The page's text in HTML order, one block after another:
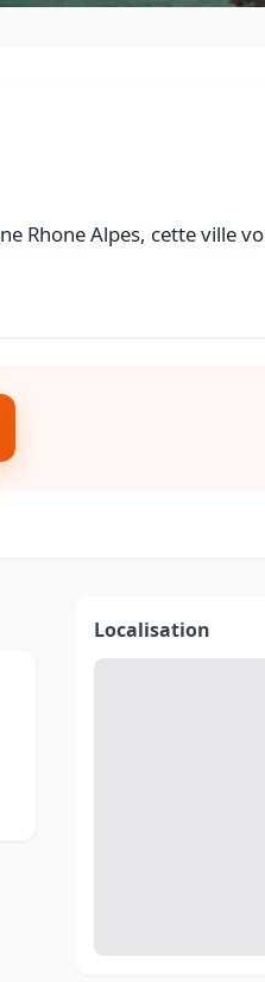
Rhone Alpes, cette ville
Localisation